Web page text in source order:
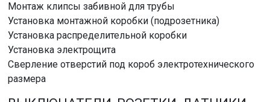
Монтаж клипсы забивной для трубы
Установка монтажной коробки (подрозетника)
Установка распределительной коробки
Установка электрощита
Сверление отверстий под короб электротехнического
размера